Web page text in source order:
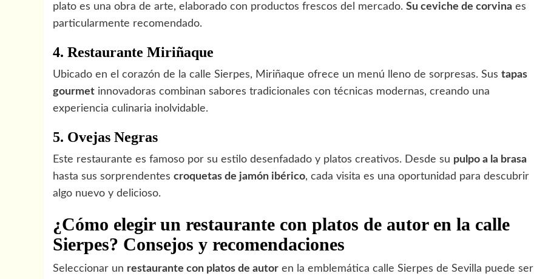
plato es una obra de arte, elaborado con productos frescos del mercado. Su ceviche de corvina es
particularmente recomendado.
4. Restaurante Miriñaque
Ubicado en el corazón de la calle Sierpes, Miriñaque ofrece un menú lleno de sorpresas. Sus tapas
gourmet innovadoras combinan sabores tradicionales con técnicas modernas, creando una
experiencia culinaria inolvidable.
5. Ovejas Negras
Este restaurante es famoso por su estilo desenfadado y platos creativos. Desde su pulpo a la brasa
hasta sus sorprendentes croquetas de jamón ibérico, cada visita es una oportunidad para descubrir
algo nuevo y delicioso.
¿Cómo elegir un restaurante con platos de autor en la calle
Sierpes? Consejos y recomendaciones
Seleccionar un restaurante con platos de autor en la emblemática calle Sierpes de Sevilla puede ser